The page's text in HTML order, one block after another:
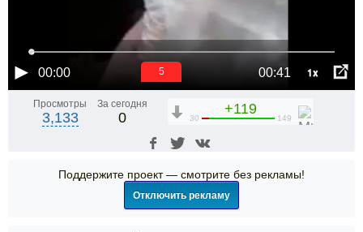
00:00 00:41 1x
4
Просмотры
3,133
За сегодня
0
+119
30 149
Поддержите проект — смотрите без рекламы!
Отключить рекламу